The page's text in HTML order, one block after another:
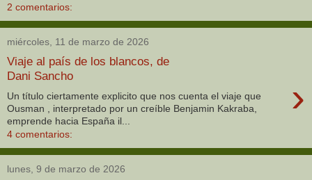
2 comentarios:
miércoles, 11 de marzo de 2026
Viaje al país de los blancos, de
Dani Sancho
›
Un título ciertamente explicito que nos cuenta el viaje que
Ousman , interpretado por un creíble Benjamin Kakraba,
emprende hacia España il...
4 comentarios:
lunes, 9 de marzo de 2026